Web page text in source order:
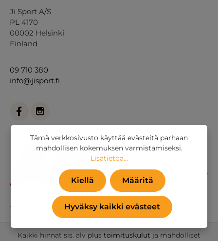
Ji Sport A/S
PL 4170
00002 Helsinki
Finland
09 710 380
info@jisport.fi
Tai yhteydenottolomakkeella.
Kaikki hinnat sis. alv plus toimituskulut ja mahdolliset
Tämä verkkosivusto käyttää evästeitä parhaan
mahdollisen kokemuksen varmistamiseksi.
Lisätietoa...
Kiellä Määritä
Hyväksy kaikki evästeet